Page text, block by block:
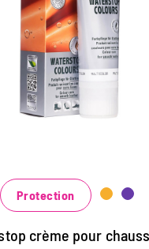
et d'imprégnation
tous les matériaux de cuir
technologie avec effet
vert et rouge
Protection
crème pour